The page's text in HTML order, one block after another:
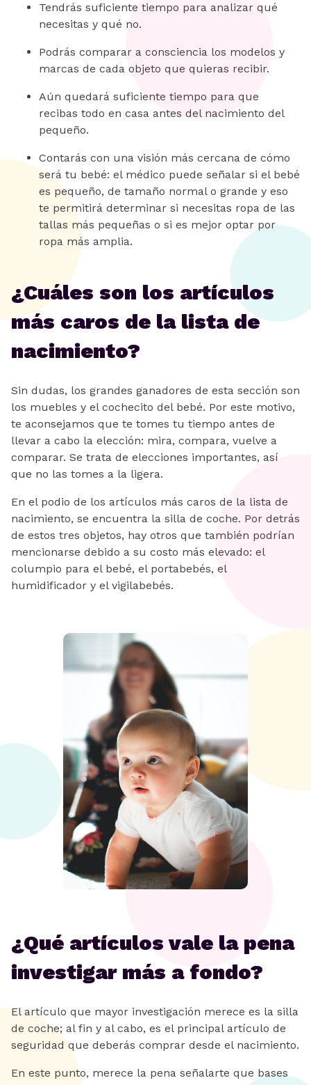
Tendrás suficiente tiempo para analizar qué
necesitas y qué no.
Podrás comparar a consciencia los modelos y
marcas de cada objeto que quieras recibir.
Aún quedará suficiente tiempo para que
recibas todo en casa antes del nacimiento del
pequeño.
Contarás con una visión más cercana de cómo
será tu bebé: el médico puede señalar si el bebé
es pequeño, de tamaño normal o grande y eso
te permitirá determinar si necesitas ropa de las
tallas más pequeñas o si es mejor optar por
ropa más amplia.
¿Cuáles son los artículos
más caros de la lista de
nacimiento?
Sin dudas, los grandes ganadores de esta sección son
los muebles y el cochecito del bebé. Por este motivo,
te aconsejamos que te tomes tu tiempo antes de
llevar a cabo la elección: mira, compara, vuelve a
comparar. Se trata de elecciones importantes, así
que no las tomes a la ligera.
En el podio de los artículos más caros de la lista de
nacimiento, se encuentra la silla de coche. Por detrás
de estos tres objetos, hay otros que también podrían
mencionarse debido a su costo más elevado: el
columpio para el bebé, el portabebés, el
humidificador y el vigilabebés.
¿Qué artículos vale la pena
investigar más a fondo?
El artículo que mayor investigación merece es la silla
de coche; al fin y al cabo, es el principal artículo de
seguridad que deberás comprar desde el nacimiento.
En este punto, merece la pena señalarte que bases